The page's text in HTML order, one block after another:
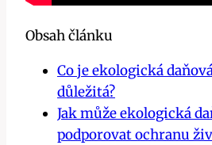
Obsah článku
Co je ekologická
důležitá?
Jak může ekologická
podporovat ochranu